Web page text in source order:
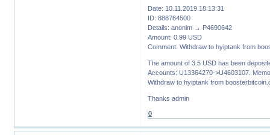
Date: 10.11.2019 18:13:31
ID: 888764500
Details: anonim → P4690642
Amount: 0.99 USD
Comment: Withdraw to hyiptank from
The amount of 3.5 USD has been
Accounts: U13364270->U4603107.
Withdraw to hyiptank from
Thanks admin
0